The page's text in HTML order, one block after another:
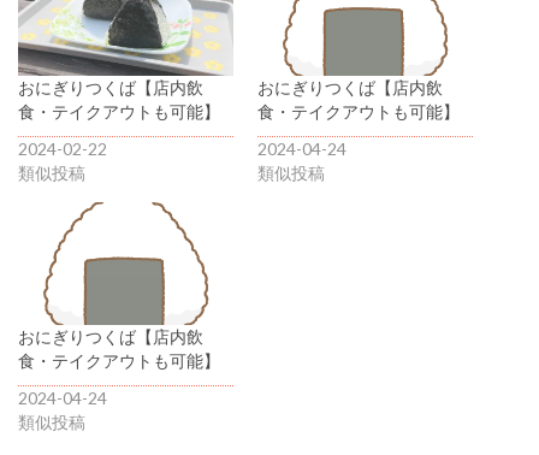
おにぎりつくば【店内飲
食・テイクアウトも可能】
2024-02-22
類似投稿
おにぎりつくば【店内飲
食・テイクアウトも可能】
2024-04-24
類似投稿
おにぎりつくば【店内飲
食・テイクアウトも可能】
2024-04-24
類似投稿